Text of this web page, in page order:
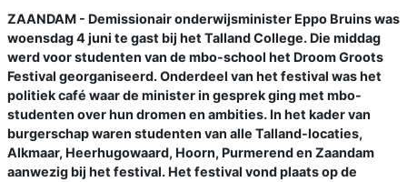
ZAANDAM - Demissionair onderwijsminister Eppo Bruins was
woensdag 4 juni te gast bij het Talland College. Die middag
werd voor studenten van de mbo-school het Droom Groots
Festival georganiseerd. Onderdeel van het festival was het
politiek café waar de minister in gesprek ging met mbo-
studenten over hun dromen en ambities. In het kader van
burgerschap waren studenten van alle Talland-locaties,
Alkmaar, Heerhugowaard, Hoorn, Purmerend en Zaandam
aanwezig bij het festival. Het festival vond plaats op de